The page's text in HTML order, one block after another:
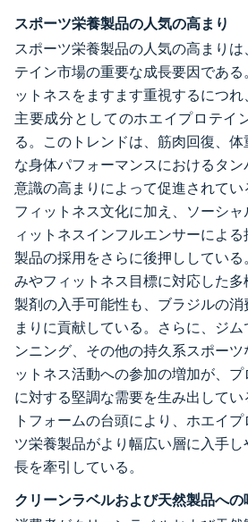
スポーツ栄養製品の人気の高まり
スポーツ栄養製品の人気の高まり
テイン市場の重要な成長要因であ
ットネスをますます重視するにつ
主要成分としてのホエイプロテイ
る。このトレンドは、筋肉回復、
な身体パフォーマンスにおけるタ
意識の高まりによって促進されて
フィットネス文化に加え、ソーシ
ィットネスインフルエンサーによ
製品の採用をさらに後押ししてい
みやフィットネス目標に対応した
製剤の入手可能性も、ブラジルの
まりに貢献している。さらに、ジ
ンニング、その他の持久系スポー
ットネス活動への参加の増加が、
に対する堅調な需要を生み出して
トフォームの台頭により、ホエイ
ツ栄養製品がより幅広い層に入手
長を牽引している。
クリーンラベルおよび天然製品への